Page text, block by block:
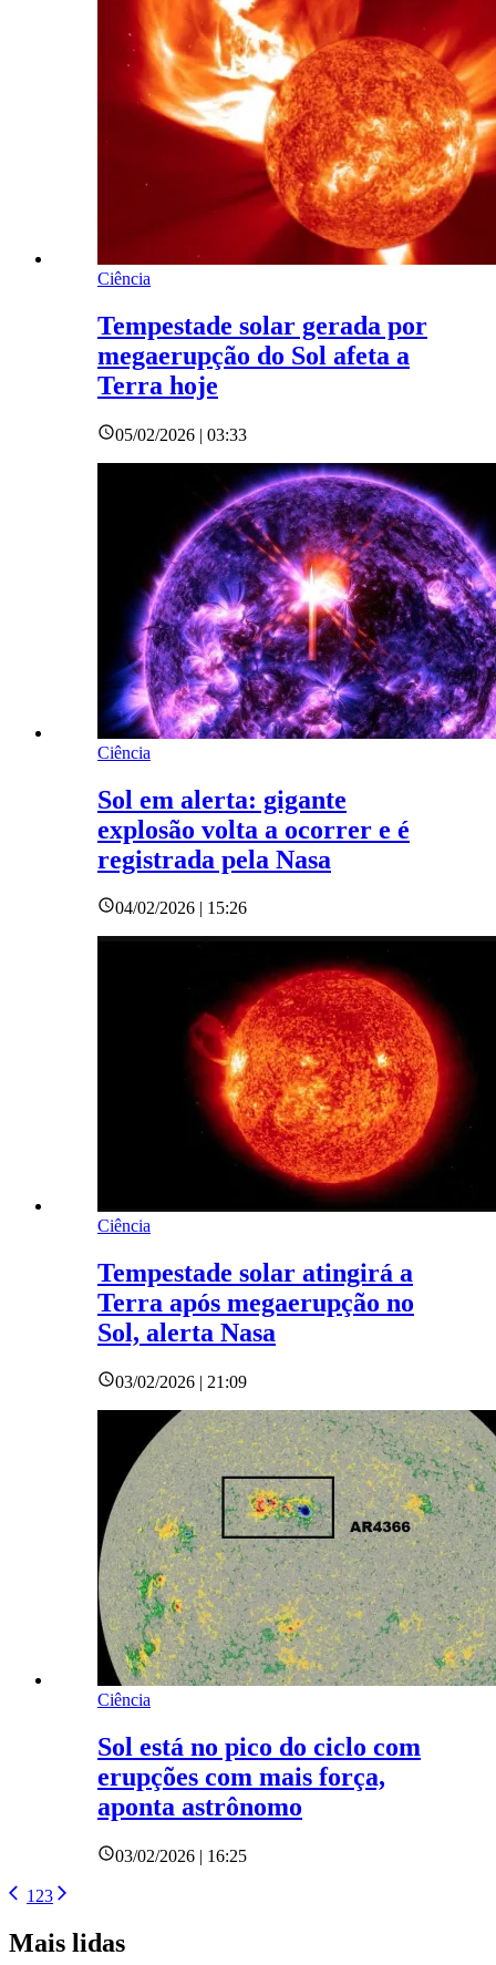
Ciência
Tempestade solar gerada por
megaerupção do Sol afeta a
Terra hoje
05/02/2026 | 03:33
Ciência
Sol em alerta: gigante
explosão volta a ocorrer e é
registrada pela Nasa
04/02/2026 | 15:26
Ciência
Tempestade solar atingirá a
Terra após megaerupção no
Sol, alerta Nasa
03/02/2026 | 21:09
Ciência
Sol está no pico do ciclo com
erupções com mais força,
aponta astrônomo
03/02/2026 | 16:25
1 23
Mais lidas